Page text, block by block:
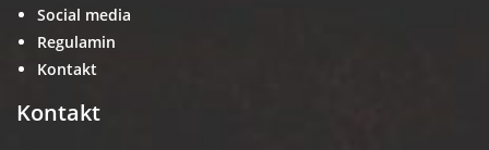
Social media
Regulamin
Kontakt
Kontakt